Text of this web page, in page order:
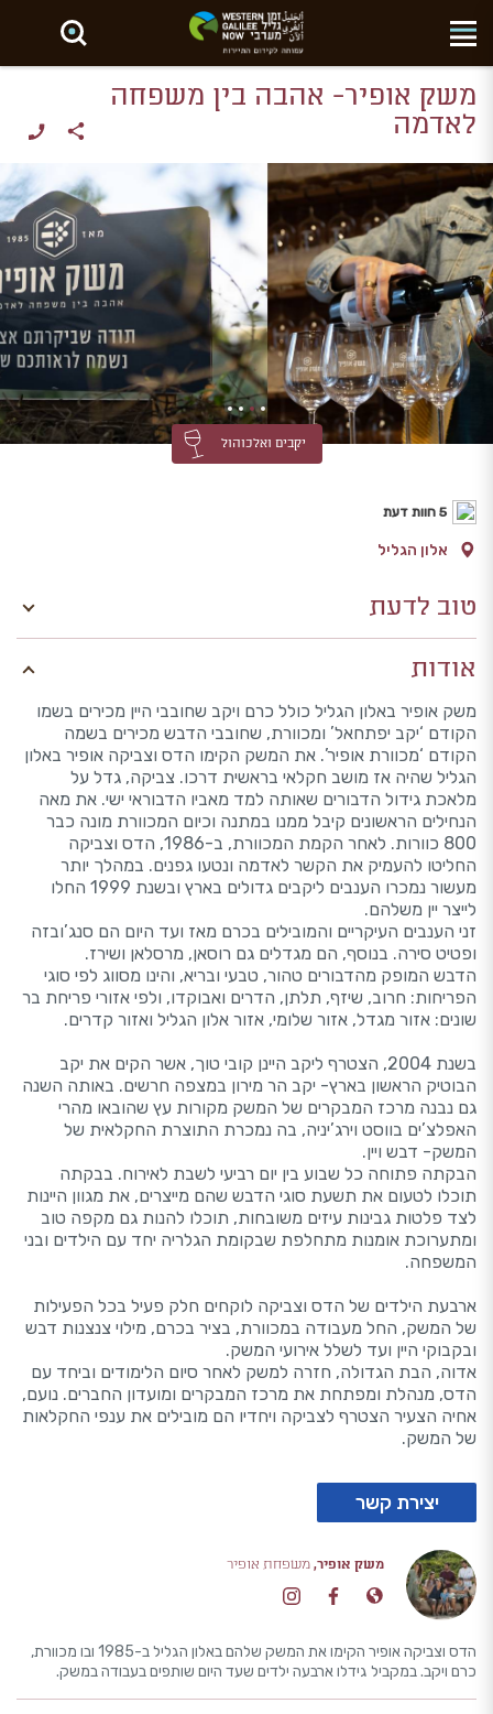
חפש באתר
משק אופיר- אהבה בין משפחה
לאדמה
יקבים ואלכוהול
5 חוות דעת
אלון הגליל
טוב לדעת
אודות
משק אופיר באלון הגליל כולל כרם ויקב שחובבי היין מכירים בשמו
הקודם ‘יקב יפתחאל’ ומכוורת, שחובבי הדבש מכירים בשמה
הקודם ‘מכוורת אופיר’. את המשק הקימו הדס וצביקה אופיר באלון
הגליל שהיה אז מושב חקלאי בראשית דרכו. צביקה, גדל על
מלאכת גידול הדבורים שאותה למד מאביו הדבוראי ישי. את מאה
הנחילים הראשונים קיבל ממנו במתנה וכיום המכוורת מונה כבר
800 כוורות. לאחר הקמת המכוורת, ב-1986, הדס וצביקה
החליטו להעמיק את הקשר לאדמה ונטעו גפנים. במהלך יותר
מעשור נמכרו הענבים ליקבים גדולים בארץ ובשנת 1999 החלו
לייצר יין משלהם.
זני הענבים העיקריים והמובילים בכרם מאז ועד היום הם סנג’ובזה
ופטיט סירה. בנוסף, הם מגדלים גם רוסאן, מרסלאן ושירז.
הדבש המופק מהדבורים טהור, טבעי ובריא, והינו מסווג לפי סוגי
הפריחות: חרוב, שיזף, תלתן, הדרים ואבוקדו, ולפי אזורי פריחת בר
שונים: אזור מגדל, אזור שלומי, אזור אלון הגליל ואזור קדרים.
בשנת 2004, הצטרף ליקב היינן קובי טוך, אשר הקים את יקב
הבוטיק הראשון בארץ- יקב הר מירון במצפה חרשים. באותה השנה
גם נבנה מרכז המבקרים של המשק מקורות עץ שהובאו מהרי
האפלצ’ים בווסט וירג’יניה, בה נמכרת התוצרת החקלאית של
המשק- דבש ויין.
הבקתה פתוחה כל שבוע בין יום רביעי לשבת לאירוח. בבקתה
תוכלו לטעום את תשעת סוגי הדבש שהם מייצרים, את מגוון היינות
לצד פלטות גבינות עיזים משובחות, תוכלו להנות גם מקפה טוב
ומתערוכת אומנות מתחלפת שבקומת הגלריה יחד עם הילדים ובני
המשפחה.
ארבעת הילדים של הדס וצביקה לוקחים חלק פעיל בכל הפעילות
של המשק, החל מעבודה במכוורת, בציר בכרם, מילוי צנצנות דבש
ובקבוקי היין ועד לשלל אירועי המשק.
אדוה, הבת הגדולה, חזרה למשק לאחר סיום הלימודים וביחד עם
הדס, מנהלת ומפתחת את מרכז המבקרים ומועדון החברים. נועם,
אחיה הצעיר הצטרף לצביקה ויחדיו הם מובילים את ענפי החקלאות
של המשק.
יצירת קשר
משק אופיר, משפחת אופיר
הדס וצביקה אופיר הקימו את המשק שלהם באלון הגליל ב-1985 ובו מכוורת,
כרם ויקב. במקביל גידלו ארבעה ילדים שעד היום שותפים בעבודה במשק.